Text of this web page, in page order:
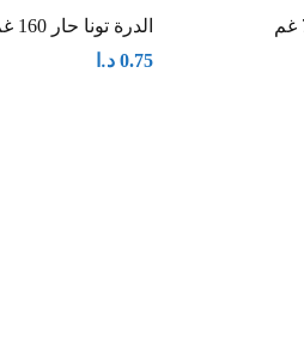
الدرة تونا حار 160 غم
0.75 د.ا